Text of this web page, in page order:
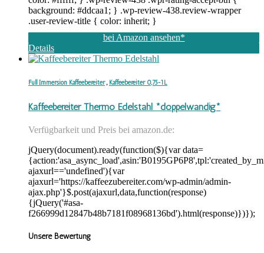
background: #ddcaa1; } .wp-review-438.review-wrapper
.user-review-title { color: inherit; }
bei Amazon ansehen*
Details
Full Immersion Kaffeebereiter, Kaffeebereiter 0,75-1L
Kaffeebereiter Thermo Edelstahl *doppelwandig*
Verfügbarkeit und Preis bei amazon.de:
jQuery(document).ready(function($){var data=
ajaxurl=='undefined'){var
ajaxurl='https://kaffeezubereiter.com/wp-admin/admin-
ajax.php'}$.post(ajaxurl,data,function(response)
{jQuery('#asa-
f266999d12847b48b7181f08968136bd').html(response)})});
Unsere Bewertung